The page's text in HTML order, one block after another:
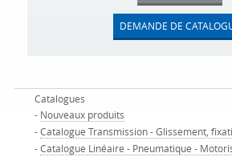
DEMANDE DE
Catalogues
- Nouveaux produits
-Catalogue Transmission - Glissement,
-Catalogue Linéaire - Pneumatique -